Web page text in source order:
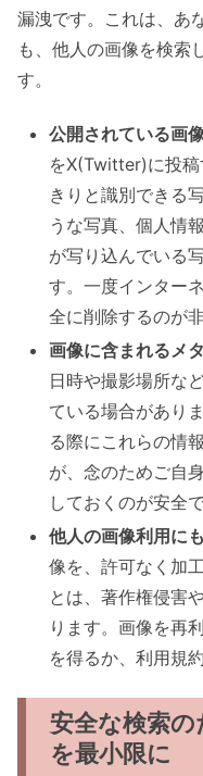
漏洩です。これは、あ
も、他人の画像を検索
す。
公開されている画
をX(Twitter)に投
きりと識別できる
うな写真、個人情
が写り込んでいる
す。一度インター
全に削除するのが
画像に含まれるメ
日時や撮影場所な
ている場合があり
る際にこれらの情
が、念のためご自
しておくのが安全で
他人の画像利用に
像を、許可なく加
とは、著作権侵害
ります。画像を再
を得るか、利用規
安全な検索
を最小限に